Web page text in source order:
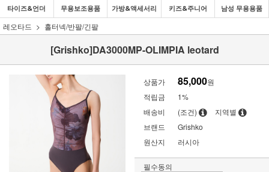
타이즈&언더 무용보조용품 가방&액세서리 키즈&주니어 남성 무용용품
레오타드 홀터넥/반팔/긴팔
[Grishko]DA3000MP-OLIMPIA leotard
상품가 85,000원
적립금
1%
배송비
(조건)
지역별
브랜드
Grishko
원산지
러시아
필수동의